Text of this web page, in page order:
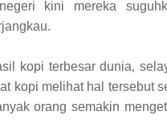
kini mereka
kopi terbesar dunia,
kopi melihat hal tersebut
orang semakin